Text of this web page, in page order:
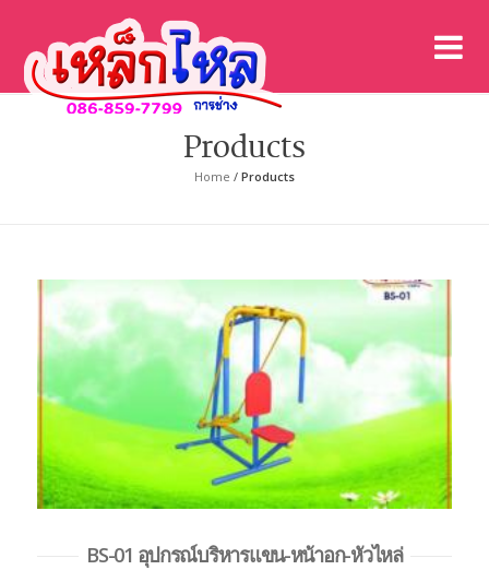
Products
Home / Products
BS-01 อุปกรณ์บริหารแขน-หน้าอก-หัวไหล่